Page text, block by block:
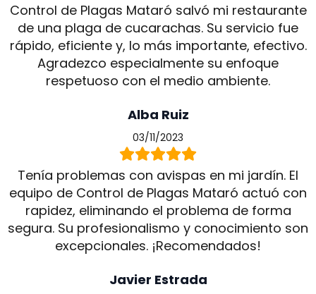
Control de Plagas Mataró salvó mi restaurante
de una plaga de cucarachas. Su servicio fue
rápido, eficiente y, lo más importante, efectivo.
Agradezco especialmente su enfoque
respetuoso con el medio ambiente.
Alba Ruiz
03/11/2023
Tenía problemas con avispas en mi jardín. El
equipo de Control de Plagas Mataró actuó con
rapidez, eliminando el problema de forma
segura. Su profesionalismo y conocimiento son
excepcionales. ¡Recomendados!
Javier Estrada